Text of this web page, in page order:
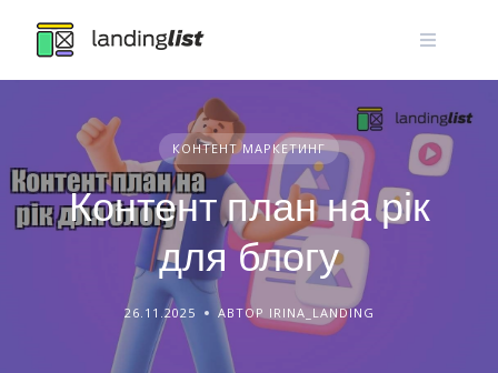
content
КОНТЕНТ МАРКЕТИНГ
Контент план на рік
для блогу
26.11.2025 АВТОР IRINA_LANDING